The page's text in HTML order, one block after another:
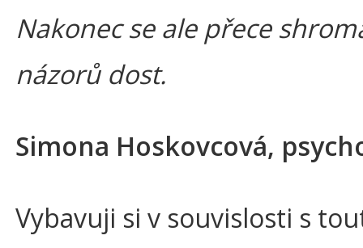
Nakonec se ale přece
názorů dost.
Simona Hoskovcová,
Vybavuji si v souvislosti s